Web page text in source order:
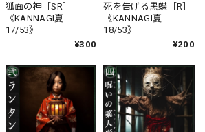
狐面の神［SR］
《KANNAGI夏
17/53》
¥300
死を告げる黒蝶［R］
《KANNAGI夏
18/53》
¥200